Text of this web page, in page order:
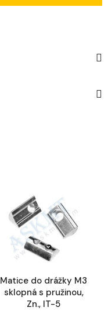
Matice do drážky M3
sklopná s pružinou,
Zn., IT-5